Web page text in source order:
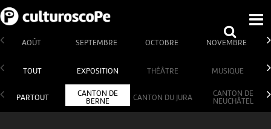
AOÛT SEPTEMBRE OCTOBRE NOVEMBRE
TOUT EXPOSITION THÉÂTRE MUSIQUE
PARTOUT
CANTON DE
BERNE
CANTON DU JURA
CANTON DE
NEUCHÂTEL